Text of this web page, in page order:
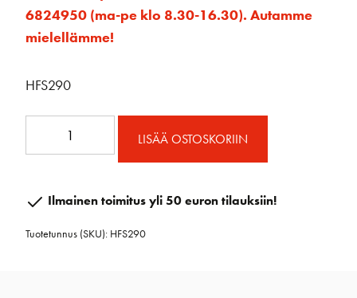
6824950 (ma-pe klo 8.30-16.30). Autamme
mielellämme!
HFS290
MK
III
LISÄÄ OSTOSKORIIN
Ilmainen toimitus yli 50 euron tilauksiin!
Tuotetunnus (SKU): HFS290